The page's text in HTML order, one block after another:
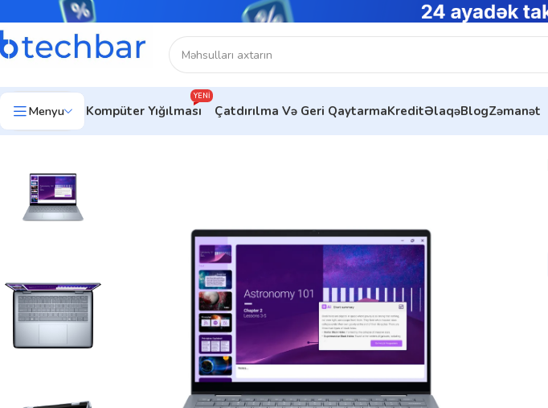
Menyu Kompüter Yığılması
YENI
Çatdırılma Və Geri QaytarmaKreditƏlaqəBlogZəmanət
Ev Noutbuklar